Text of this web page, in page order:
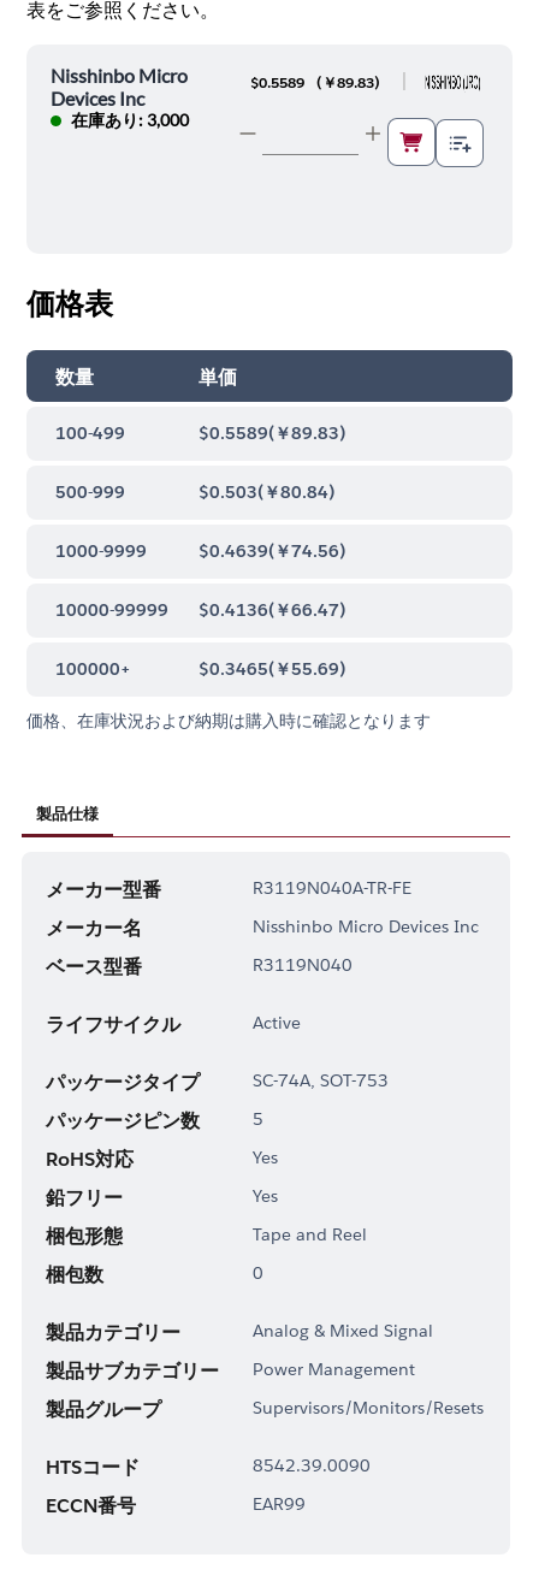
表をご参照ください。
Nisshinbo Micro
Devices Inc
在庫あり: 3,000
$0.5589 ( ￥89.83)
価格表
数量 単価
100-499 $0.5589(￥89.83)
500-999 $0.503(￥80.84)
1000-9999 $0.4639(￥74.56)
10000-99999 $0.4136(￥66.47)
100000+ $0.3465(￥55.69)
価格、在庫状況および納期は購入時に確認となります
製品仕様
メーカー型番 R3119N040A-TR-FE
メーカー名 Nisshinbo Micro Devices Inc
ベース型番 R3119N040
ライフサイクル Active
パッケージタイプ SC-74A, SOT-753
パッケージピン数 5
RoHS対応 Yes
鉛フリー Yes
梱包形態 Tape and Reel
梱包数 0
製品カテゴリー Analog & Mixed Signal
製品サブカテゴリー Power Management
製品グループ Supervisors/Monitors/Resets
HTSコード 8542.39.0090
ECCN番号 EAR99